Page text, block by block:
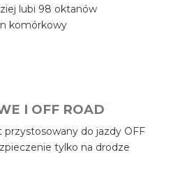
lubi 98 oktanów
komórkowy
I OFF ROAD
przystosowany do jazdy OFF
tylko na drodze